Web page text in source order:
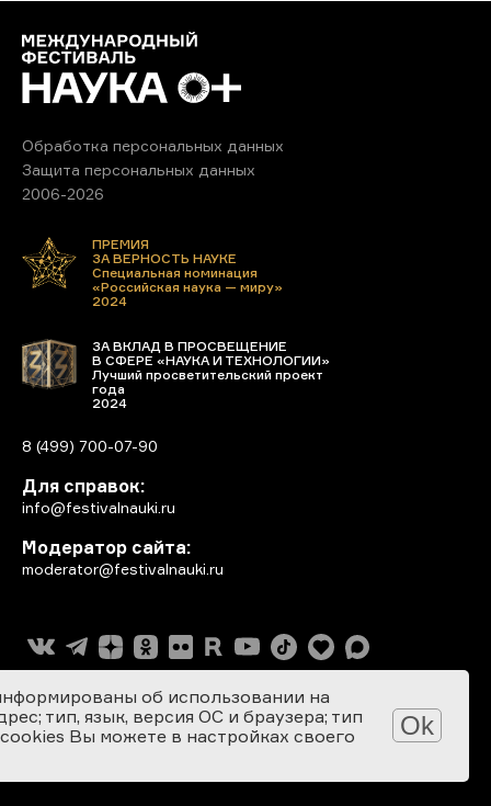
Обработка персональных данных
Защита персональных данных
2006-2026
ПРЕМИЯ
ЗА ВЕРНОСТЬ НАУКЕ
Специальная номинация
«Российская наука — миру»
2024
ЗА ВКЛАД В ПРОСВЕЩЕНИЕ
В СФЕРЕ «НАУКА И ТЕХНОЛОГИИ»
Лучший просветительский проект
года
2024
8 (499) 700-07-90
Для справок:
info@festivalnauki.ru
Модератор сайта:
moderator@festivalnauki.ru
об использовании на
тип, язык, версия ОС и браузера; тип
Вы можете в настройках своего
Ok